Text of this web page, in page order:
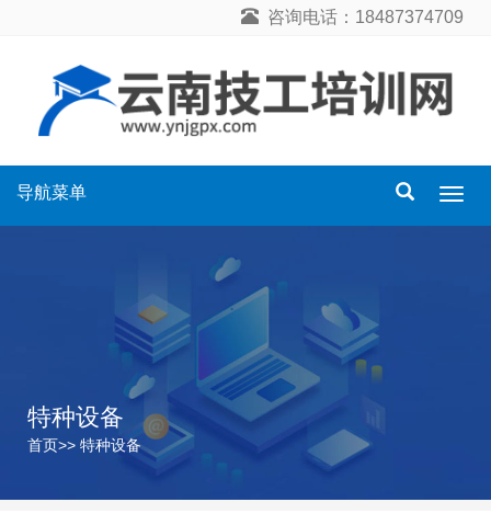
咨询电话：18487374709
导
导航菜单
特种设备
首页>> 特种设备